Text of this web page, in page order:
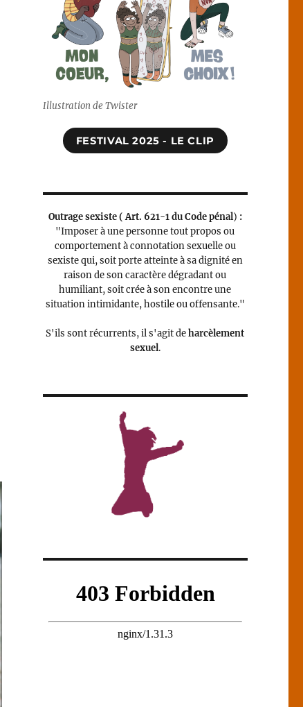
Illustration de Twister
FESTIVAL 2025 - LE CLIP
Outrage sexiste (Art. 621-1 du Code pénal) :
"Imposer à une personne tout propos ou
comportement à connotation sexuelle ou
sexiste qui, soit porte atteinte à sa dignité en
raison de son caractère dégradant ou
humiliant, soit crée à son encontre une
situation intimidante, hostile ou offensante."
S'ils sont récurrents, il s'agit deharcèlement
sexuel.